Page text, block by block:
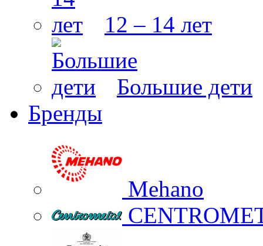
12 – 14 лет
Большие дети
Бренды
Mehano